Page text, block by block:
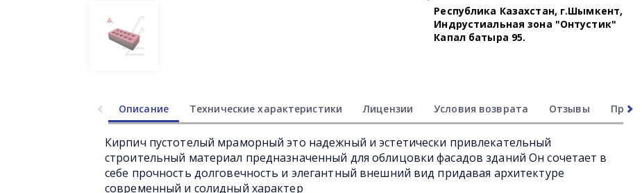
Республика Казахстан, г.Шымкент,
Индрустиальная зона "Онтустик"
Капал батыра 95.
Описание Технические характеристики Лицензии Условия возврата Отзывы Прочее
Кирпич пустотелый мраморный это надежный и эстетически привлекательный
строительный материал предназначенный для облицовки фасадов зданий Он сочетает в
себе прочность долговечность и элегантный внешний вид придавая архитектуре
современный и солидный характер